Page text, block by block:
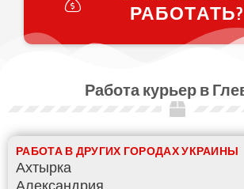
РАБОТАТЬ?
Работа курьер в
РАБОТА В ДРУГИХ ГОРОДАХ УКРАИНЫ
Ахтырка